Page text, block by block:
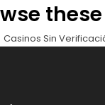
Casinos Sin